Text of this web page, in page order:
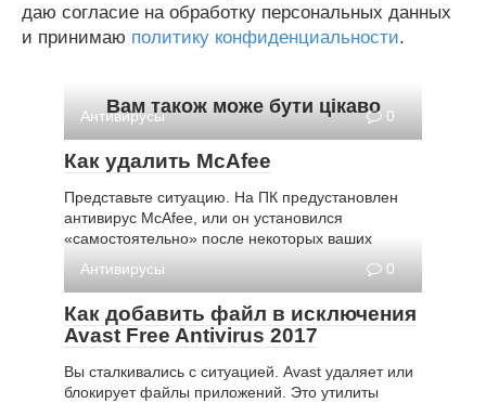
даю согласие на обработку персональных данных
и принимаю политику конфиденциальности.
Вам також може бути цікаво
Антивирусы 0
Как удалить McAfee
Представьте ситуацию. На ПК предустановлен
антивирус McAfee, или он установился
«самостоятельно» после некоторых ваших
Антивирусы
0
Как добавить файл в исключения
Avast Free Antivirus 2017
Вы сталкивались с ситуацией. Avast удаляет или
блокирует файлы приложений. Это утилиты